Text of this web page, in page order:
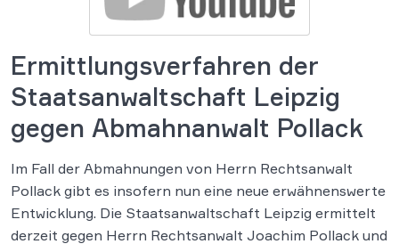
Ermittlungsverfahren der
Staatsanwaltschaft Leipzig
gegen Abmahnanwalt Pollack
Im Fall der Abmahnungen von Herrn Rechtsanwalt
Pollack gibt es insofern nun eine neue erwähnenswerte
Entwicklung. Die Staatsanwaltschaft Leipzig ermittelt
derzeit gegen Herrn Rechtsanwalt Joachim Pollack und